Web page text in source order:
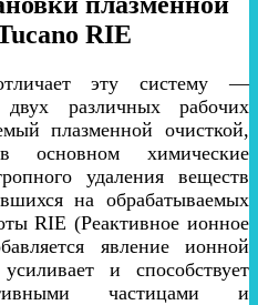
RIE
эту систему —
различных рабочих
плазменной очисткой,
основном химические
удаления веществ
на обрабатываемых
RIE (Реактивное ионное
явление ионной
и способствует
частицами и